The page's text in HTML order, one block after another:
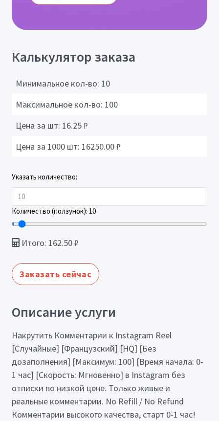
Калькулятор заказа
Минимальное кол-во: 10
Максимальное кол-во: 100
Цена за шт: 16.25₽
Цена за 1000 шт: 16250.00₽
Указать количество:
Количество (ползунок): 10
Итого: 162.50₽
Заказать сейчас
Описание услуги
Накрутить Комментарии к Instagram Reel
[Случайные] [Французский] [HQ] [Без
дозаполнения] [Максимум: 100] [Время начала: 0-
1 час] [Скорость: Мгновенно] в Instagram без
отписки по низкой цене. Только живые и
реальные комментарии. No Refill / No Refund
Комментарии высокого качества, старт 0-1 час!